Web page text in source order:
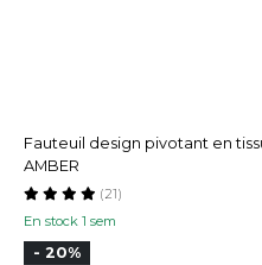
Fauteuil design pivotant en
AMBER
En stock 1 sem
(21)
- 20%